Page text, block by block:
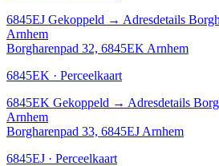
6845EJ Gekoppeld → Adresdetails
Arnhem
Borgharenpad 32, 6845EK Arnhem
6845EK · Perceelkaart
6845EK Gekoppeld → Adresdetails
Arnhem
Borgharenpad 33, 6845EJ Arnhem
6845EJ · Perceelkaart